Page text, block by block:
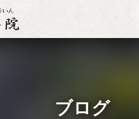
ブログ